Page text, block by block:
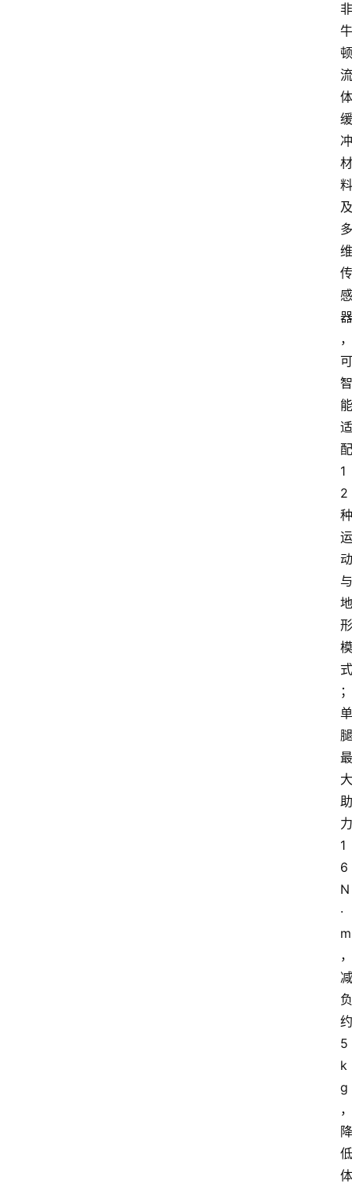
非
牛
顿
流
体
缓
冲
材
料
及
多
维
传
感
器
，
可
智
能
适
配
1
2
种
运
动
与
地
形
模
式
；
单
腿
最
大
助
力
1
6
N
·
m
，
减
负
约
5
k
g
，
降
低
体